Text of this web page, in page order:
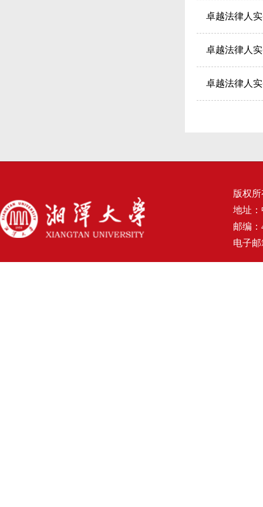
卓越法律人
卓越法律人
卓越法律人
版权
地址
邮编：
电子邮